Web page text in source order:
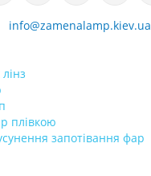
info@zamenalamp.kiev.ua
плівкою
запотівання фар